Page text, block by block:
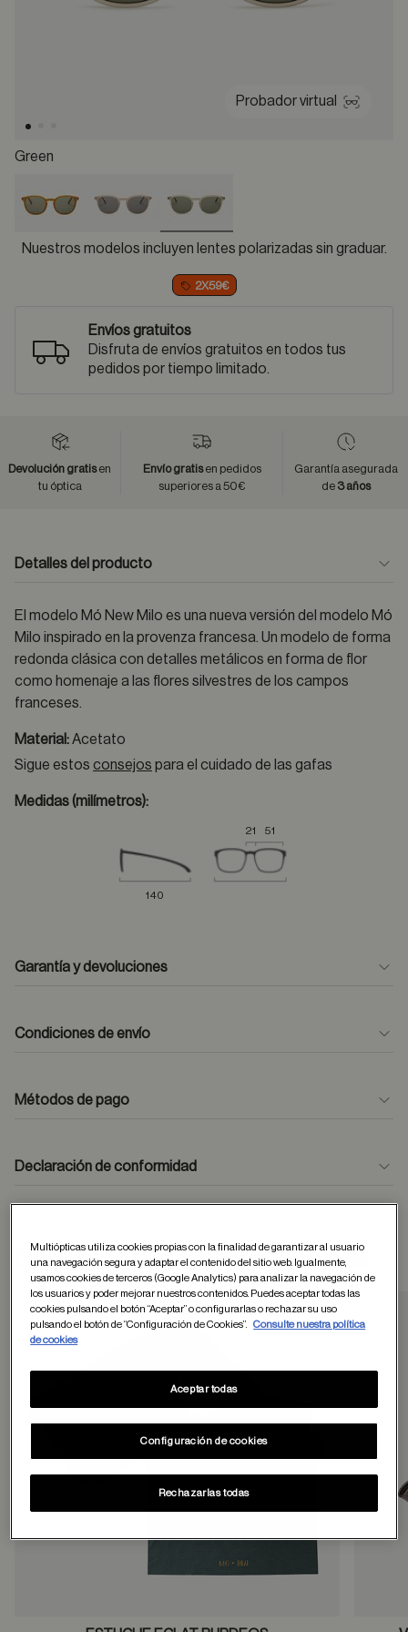
Probador virtual
Green
selected
Nuestros modelos incluyen lentes polarizadas sin graduar.
2X59€
Envíos gratuitos
Disfruta de envíos gratuitos en todos tus
pedidos por tiempo limitado.
Devolución gratisen
tu óptica
Envío gratisen pedidos
superiores a 50€
Garantía asegurada
de 3 años
Detalles del producto
El modelo Mó New Milo es una nueva versión del modelo Mó
Milo inspirado en la provenza francesa. Un modelo de forma
redonda clásica con detalles metálicos en forma de flor
como homenaje a las flores silvestres de los campos
franceses.
Material:Acetato
Sigue estos consejos para el cuidado de las gafas
Medidas (milímetros):
21 51
140
Garantía y devoluciones
Condiciones de envío
Métodos de pago
Declaración de conformidad
Otros usuarios tambien han comprado
Multiópticas utiliza cookies propias con la finalidad de garantizar al usuario
una navegación segura y adaptar el contenido del sitio web. Igualmente,
usamos cookies de terceros (Google Analytics) para analizar la navegación de
los usuarios y poder mejorar nuestros contenidos. Puedes aceptar todas las
cookies pulsando el botón “Aceptar” o configurarlas o rechazar su uso
pulsando el botón de “Configuración de Cookies”.
Consulte nuestra política
de cookies
Configuración de cookies
Rechazarlas todas
Aceptar todas